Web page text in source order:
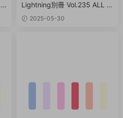
Lightning別冊 Vol.235 ALL A
BOUT RED WING PDF
2025-05-30